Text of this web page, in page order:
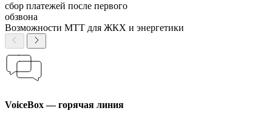
сбор платежей после первого
обзвона
Возможности МТТ для ЖКХ и энергетики
VoiceBox — горячая линия